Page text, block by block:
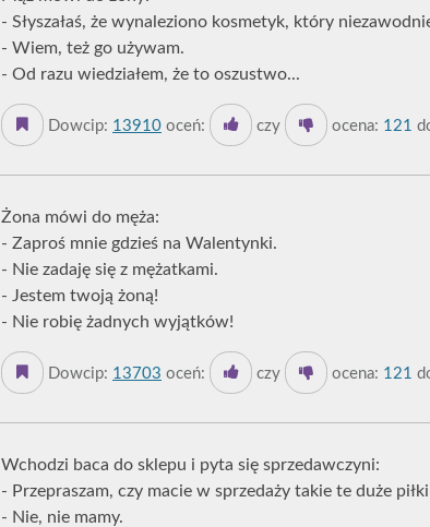
- Słyszałaś, że wynaleziono kosmetyk, który
- Wiem, też go używam.
- Od razu wiedziałem, że to oszustwo...
Dowcip: 13910 oceń: czy ocena: 121
Żona mówi do męża:
- Zaproś mnie gdzieś na Walentynki.
- Nie zadaję się z mężatkami.
- Jestem twoją żoną!
- Nie robię żadnych wyjątków!
Dowcip: 13703 oceń: czy ocena: 121
Wchodzi baca do sklepu i pyta się sprzedawczyni:
- Przepraszam, czy macie w sprzedaży takie te duże
- Nie, nie mamy.